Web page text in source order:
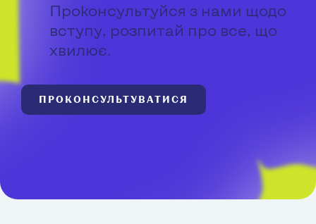
Проконсультуйся з нами щодо
вступу, розпитай про все, що
хвилює.
ПРОКОНСУЛЬТУВАТИСЯ